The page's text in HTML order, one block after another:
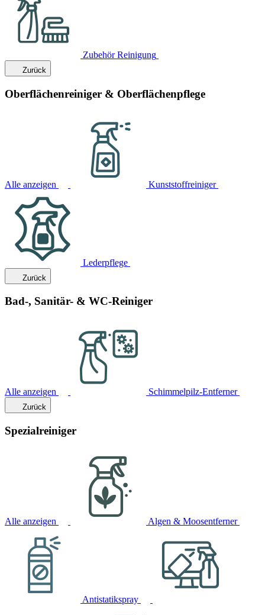
Zubehör Reinigung
Zurück
Oberflächenreiniger & Oberflächenpflege
Alle anzeigen Kunststoffreiniger
Lederpflege
Zurück
Bad-, Sanitär- & WC-Reiniger
Alle anzeigen Schimmelpilz-Entferner
Zurück
Spezialreiniger
Alle anzeigen Algen & Moosentferner
Antistatikspray